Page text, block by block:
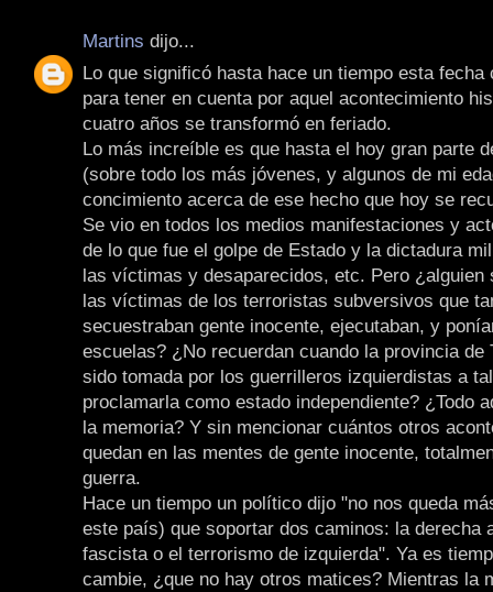
Martins dijo...
Lo que significó hasta hace un tiempo esta fecha
para tener en cuenta por aquel acontecimiento
cuatro años se transformó en feriado.
Lo más increíble es que hasta el hoy gran parte
(sobre todo los más jóvenes, y algunos de mi
concimiento acerca de ese hecho que hoy se
Se vio en todos los medios manifestaciones y
de lo que fue el golpe de Estado y la dictadura
las víctimas y desaparecidos, etc. Pero ¿alguien
las víctimas de los terroristas subversivos que
secuestraban gente inocente, ejecutaban, y
escuelas? ¿No recuerdan cuando la provincia de
sido tomada por los guerrilleros izquierdistas a
proclamarla como estado independiente? ¿Todo
la memoria? Y sin mencionar cuántos otros
quedan en las mentes de gente inocente,
guerra.
Hace un tiempo un político dijo "no nos queda
este país) que soportar dos caminos: la derecha
fascista o el terrorismo de izquierda". Ya es
cambie, ¿que no hay otros matices? Mientras la